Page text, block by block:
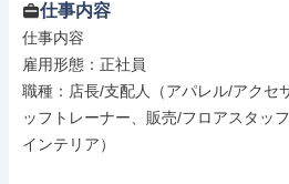
仕事内容
仕事内容
雇用形態：正社員
職種：店長/支配人（アパレル/アクセ
ッフトレーナー、販売/フロアスタッ
インテリア）